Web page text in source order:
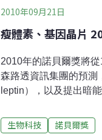
2010年09月21日
瘦體素、基因晶片
2010年的諾貝爾獎將
森路透資訊集團的預測
leptin），以及提出暗
訊集團專家潘德柏里，
率，做出得獎預測。他
生物科技 諾貝爾獎